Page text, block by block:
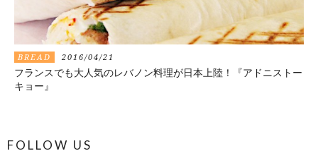
BREAD 2016/04/21
フランスでも大人気のレバノン料理が日本上陸！『アドニストー
キョー』
FOLLOW US